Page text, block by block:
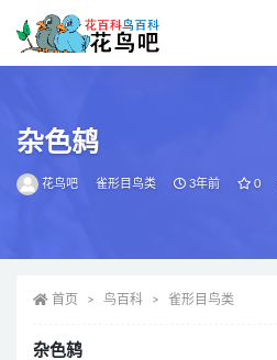
杂色鸫
花鸟吧 雀形目鸟类 3年前 0
首页 鸟百科 雀形目鸟类
杂色鸫